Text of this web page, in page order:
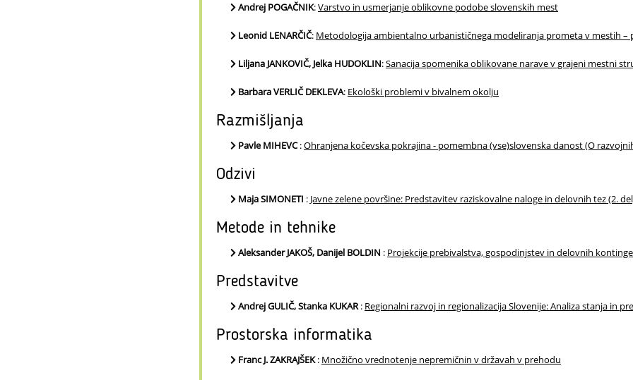
Andrej POGAČNIK:Varstvo in usmerjanje oblikovne podobe slovenskih mest
Leonid LENARČIČ: Metodologija ambientalno urbanističnega modeliranja prometa v mestih –
Liljana JANKOVIČ, Jelka HUDOKLIN:Sanacija spomenika oblikovane narave v grajeni mestni
Barbara VERLIČ DEKLEVA: Ekološki problemi v bivalnem okolju
Razmišljanja
Pavle MIHEVC:Ohranjena kočevska pokrajina - pomembna (vse)slovenska danost (O
Odzivi
Maja SIMONETI : Javne zelene površine: Predstavitev raziskovalne naloge in delovnih tez (2.
Metode in tehnike
Aleksander JAKOŠ, Danijel BOLDIN : Projekcije prebivalstva, gospodinjstev in delovnih
Predstavitve
Andrej GULIČ, Stanka KUKAR: Regionalni razvoj in regionalizacija Slovenije: Analiza stanja in
Prostorska informatika
Franc J. ZAKRAJŠEK: Množično vrednotenje nepremičnin v državah v prehodu